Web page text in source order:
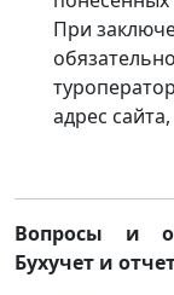
При
адрес
Вопросы и
Бухучет и